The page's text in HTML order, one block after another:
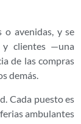
o avenidas, y se
y clientes —una
de las compras
demás.
Cada puesto es
ambulantes